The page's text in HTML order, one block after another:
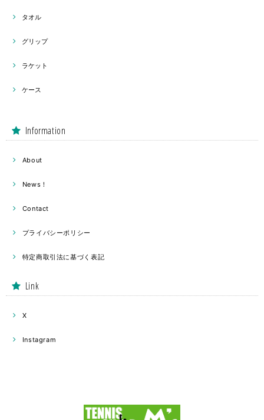
タオル
グリップ
ラケット
ケース
Information
About
News！
Contact
プライバシーポリシー
特定商取引法に基づく表記
Link
X
Instagram